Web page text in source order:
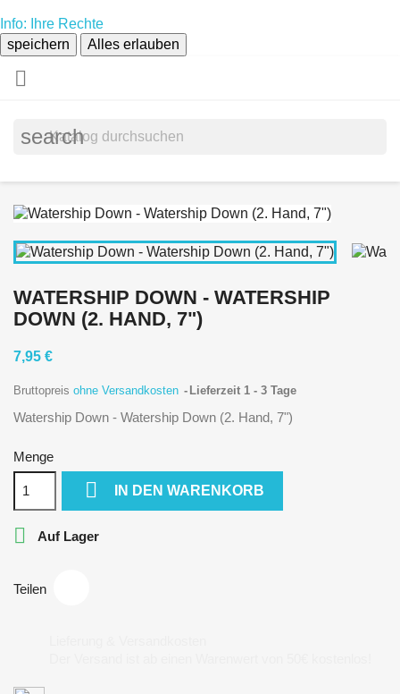
Info: Ihre Rechte
speichern
Alles erlauben

search
WATERSHIP DOWN - WATERSHIP
DOWN (2. HAND, 7")
7,95 €
Bruttopreis ohne Versandkosten Lieferzeit 1 - 3 Tage
Watership Down - Watership Down (2. Hand, 7")
Menge
 IN DEN WARENKORB
 Auf Lager
Teilen